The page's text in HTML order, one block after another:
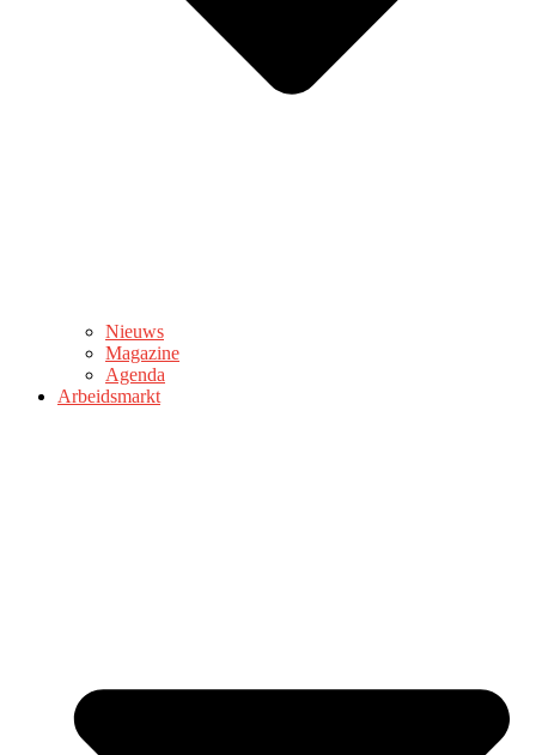
Nieuws
Magazine
Agenda
Arbeidsmarkt